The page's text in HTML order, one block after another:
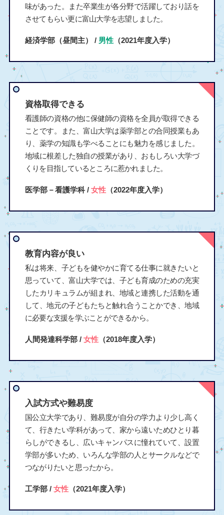
味があった。また卒業生が各分野で活躍しており話を
させてもらい更に富山大学を志望しました。
経済学部（昼間主） / 男性（2021年度入学）
資格取得できる
看護師の資格の他に保健師の資格を全員が取得できる
ことです。また、富山大学は薬学部との合同授業もあ
り、薬学の知識も学べることにも魅力を感じました。
地域に根差した独自の授業があり、おもしろい大学づ
くりを目指しているところに惹かれました。
医学部－看護学科 / 女性（2022年度入学）
教育内容が良い
私は将来、子どもを健やかに育てる仕事に就きたいと
思っていて、富山大学では、子ども育成のための充実
したカリキュラムが組まれ、地域と連携した活動を通
して、地元の子どもたちと触れ合うことかでき、地域
に必要な支援を学ぶことができるから。
人間発達科学部 / 女性（2018年度入学）
入試方式や難易度
国公立大学であり、難易度が自分の学力より少し高く
て、行きたい学科があって、家から遠いためひとり暮
らしができるし、広いキャンパスに憧れていて、設置
学部が多いため、いろんな学部の人とサークルなどで
つながりたいと思ったから。
工学部 / 女性（2021年度入学）